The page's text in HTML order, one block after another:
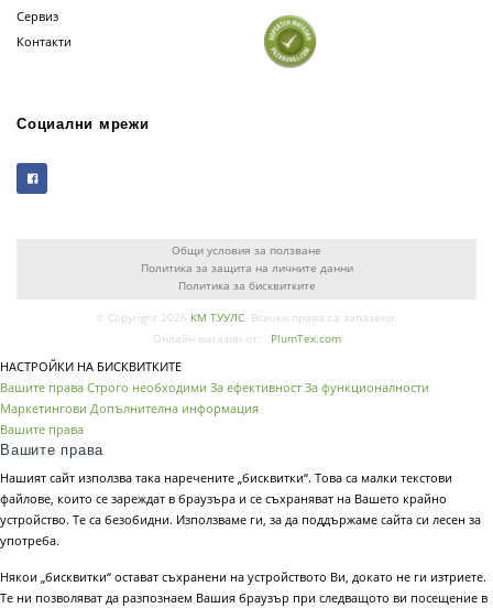
Сервиз
Контакти
Социални мрежи
Общи условия за ползване
Политика за защита на личните данни
Политика за бисквитките
© Copyright 2026 КМ ТУУЛС. Всички права са запазени.
Онлайн магазин от:
PlumTex.com
НАСТРОЙКИ НА БИСКВИТКИТЕ
Вашите права Строго необходими За ефективност За функционалности
Маркетингови Допълнителна информация
Вашите права
Вашите права
Нашият сайт използва така наречените „бисквитки“. Това са малки текстови
файлове, които се зареждат в браузъра и се съхраняват на Вашето крайно
устройство. Те са безобидни. Използваме ги, за да поддържаме сайта си лесен за
употреба.
Някои „бисквитки“ остават съхранени на устройството Ви, докато не ги изтриете.
Те ни позволяват да разпознаем Вашия браузър при следващото ви посещение в